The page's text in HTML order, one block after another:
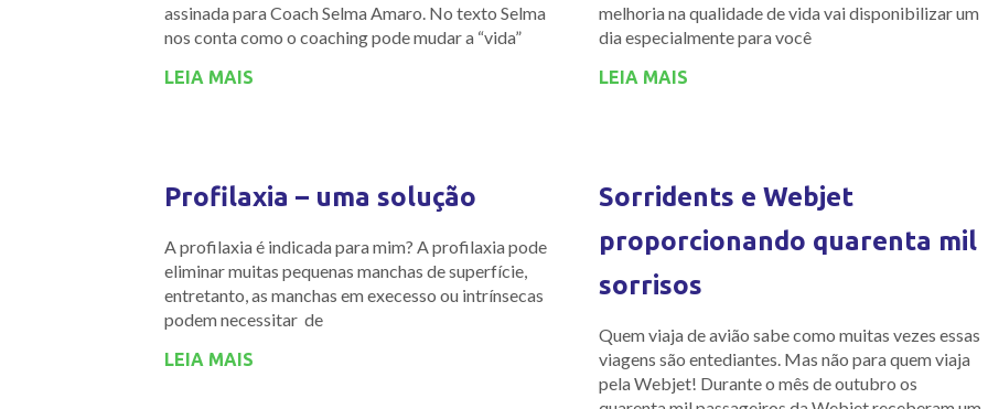
assinada para Coach Selma Amaro. No texto Selma
nos conta como o coaching pode mudar a “vida”
LEIA MAIS
melhoria na qualidade de vida vai disponibilizar um
dia especialmente para você
LEIA MAIS
Profilaxia – uma solução
A profilaxia é indicada para mim? A profilaxia pode
eliminar muitas pequenas manchas de superfície,
entretanto, as manchas em execesso ou intrínsecas
podem necessitar de
LEIA MAIS
Sorridents e Webjet
proporcionando quarenta mil
sorrisos
Quem viaja de avião sabe como muitas vezes essas
viagens são entediantes. Mas não para quem viaja
pela Webjet! Durante o mês de outubro os